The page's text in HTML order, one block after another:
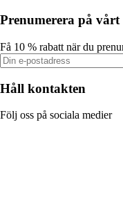
Prenumerera på vårt
Få 10 % rabatt när du
Håll kontakten
Följ oss på sociala medier